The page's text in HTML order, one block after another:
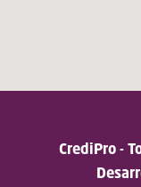
CrediPro -